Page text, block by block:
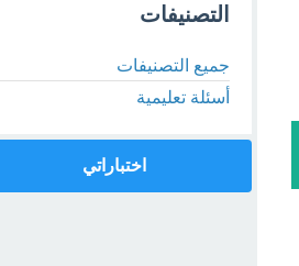
التصنيفات
جميع التصنيفات
أسئلة تعليمية
اختباراتي